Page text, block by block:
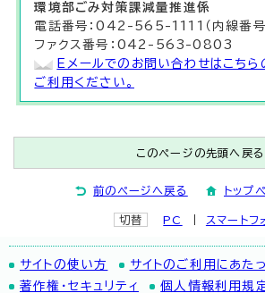
環境部ごみ対策課減量推進係
電話番号：042-565-1111（内線番
ファクス番号：042-563-0803
Eメールでのお問い合わせはこちら
ご利用ください。
このページの先頭へ戻る
前のページへ戻る トップ
切替 PC スマートフ
サイトの使い方
サイトのご利用にあた
著作権・セキュリティ
個人情報利用規